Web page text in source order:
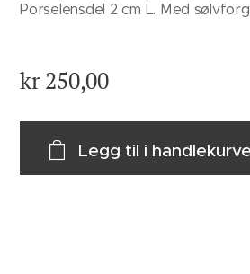
Porselensdel 2 cm L. Med
kr250,00
Legg til i